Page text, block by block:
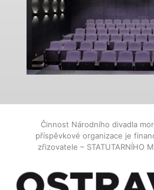
Činnost Národního divadla
příspěvkové organizace je
zřizovatele – STATUTARNÍHO